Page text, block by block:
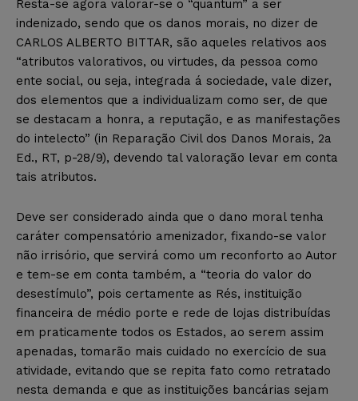
Resta-se agora valorar-se o “quantum” a ser
indenizado, sendo que os danos morais, no dizer de
CARLOS ALBERTO BITTAR, são aqueles relativos aos
“atributos valorativos, ou virtudes, da pessoa como
ente social, ou seja, integrada á sociedade, vale dizer,
dos elementos que a individualizam como ser, de que
se destacam a honra, a reputação, e as manifestações
do intelecto” (in Reparação Civil dos Danos Morais, 2a
Ed., RT, p-28/9), devendo tal valoração levar em conta
tais atributos.
Deve ser considerado ainda que o dano moral tenha
caráter compensatório amenizador, fixando-se valor
não irrisório, que servirá como um reconforto ao Autor
e tem-se em conta também, a “teoria do valor do
desestímulo”, pois certamente as Rés, instituição
financeira de médio porte e rede de lojas distribuídas
em praticamente todos os Estados, ao serem assim
apenadas, tomarão mais cuidado no exercício de sua
atividade, evitando que se repita fato como retratado
nesta demanda e que as instituições bancárias sejam